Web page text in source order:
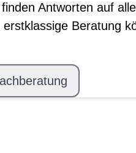
Antworten auf
erstklassige Beratung